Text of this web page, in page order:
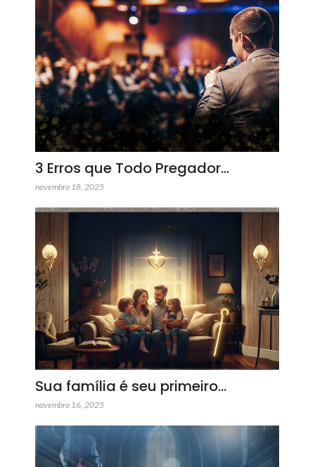
3 Erros que Todo Pregador…
novembro 18, 2025
Sua família é seu primeiro…
novembro 16, 2025